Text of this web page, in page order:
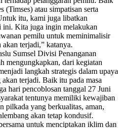
(Timses) atau simpatisan serta
itu, kami juga libatkan
ini. Kita juga ingin melakukan
pemilu untuk meminimalisir
akan terjadi,” katanya.
Sumsel Divisi Penanganan
mengungkapkan, dari kegiatan
langkah strategis dalam upaya
terjadi. Baik itu pada masa
hari pencoblosan tanggal 27 Juni
tentunya memiliki kewajiban
pilkada yang berkualitas, aman,
akan tetap kondusif.
untuk menciptakan iklim dan